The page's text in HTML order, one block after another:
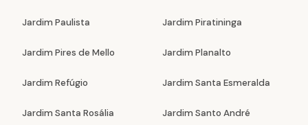
Jardim Paulista Jardim Piratininga
Jardim Pires de Mello Jardim Planalto
Jardim Refúgio Jardim Santa Esmeralda
Jardim Santa Rosália Jardim Santo André